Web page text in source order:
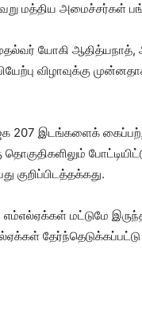
மத்திய அமைச்சர்கள்
முதல்வர் யோகி
விழாவுக்கு
207 இடங்களைக்
தொகுதிகளிலும்
குறிப்பிடத்தக்கது.
எம்எல்​ஏக்​கள் மட்​டுமே